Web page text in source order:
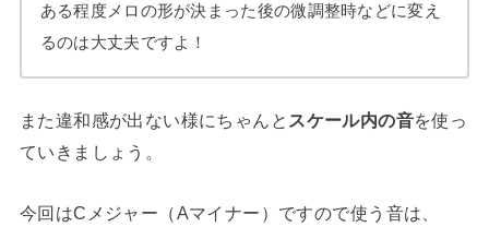
ある程度メロの形が決まった後の微調整時などに変え
るのは大丈夫ですよ！
また違和感が出ない様にちゃんと スケール内の音を使っ
ていきましょう。
今回はCメジャー（Aマイナー）ですので使う音は、